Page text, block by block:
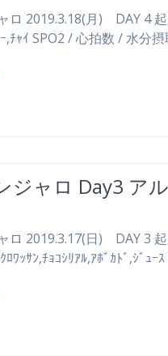
ロ 2019.3.18(月) DAY 4
,ﾁｬｲ SPO2 / 心拍数 / 水分
ジャロ Day3 ア
ロ 2019.3.17(日) DAY 3
ﾛﾜｯｻﾝ,ﾁｮｺｼﾘｱﾙ,ｱﾎﾞｶﾄﾞ,ｼﾞｭ